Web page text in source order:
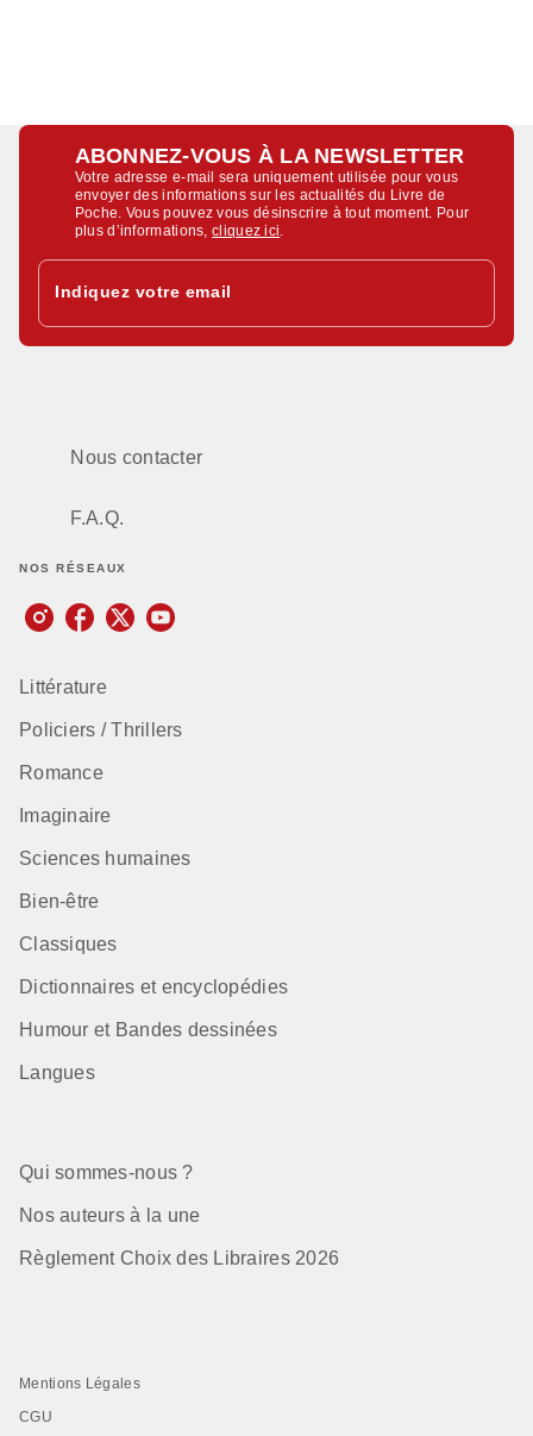
ABONNEZ-VOUS À LA NEWSLETTER
Votre adresse e-mail sera uniquement utilisée pour vous
envoyer des informations sur les actualités du Livre de
Poche. Vous pouvez vous désinscrire à tout moment. Pour
plus d’informations,cliquez ici.
Indiquez votre email
Nous contacter
F.A.Q.
NOS RÉSEAUX
Littérature
Policiers / Thrillers
Romance
Imaginaire
Sciences humaines
Bien-être
Classiques
Dictionnaires et encyclopédies
Humour et Bandes dessinées
Langues
Qui sommes-nous ?
Nos auteurs à la une
Règlement Choix des Libraires 2026
Mentions Légales
CGU